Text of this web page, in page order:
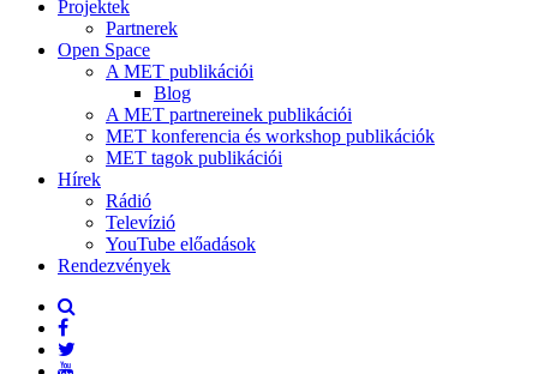
Projektek
Partnerek
Open Space
A MET publikációi
Blog
A MET partnereinek publikációi
MET konferencia és workshop publikációk
MET tagok publikációi
Hírek
Rádió
Televízió
YouTube előadások
Rendezvények